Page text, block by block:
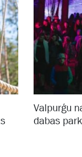
Valpurģu
dabas